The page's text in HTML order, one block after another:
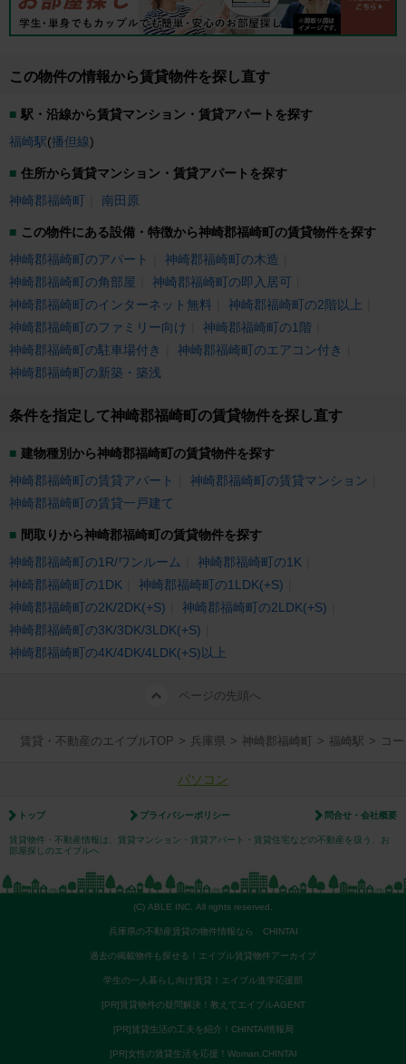
この物件の情報から賃貸物件を探し直す
駅・沿線から賃貸マンション・賃貸アパートを探す
福崎駅(播但線)
住所から賃貸マンション・賃貸アパートを探す
神崎郡福崎町
南田原
この物件にある設備・特徴から神崎郡福崎町の賃貸物件を探す
神崎郡福崎町のアパート
神崎郡福崎町の木造
神崎郡福崎町の角部屋
神崎郡福崎町の即入居可
神崎郡福崎町のインターネット無料
神崎郡福崎町の2階以上
神崎郡福崎町のファミリー向け
神崎郡福崎町の1階
神崎郡福崎町の駐車場付き
神崎郡福崎町のエアコン付き
神崎郡福崎町の新築・築浅
条件を指定して神崎郡福崎町の賃貸物件を探し直す
建物種別から神崎郡福崎町の賃貸物件を探す
神崎郡福崎町の賃貸アパート
神崎郡福崎町の賃貸マンション
神崎郡福崎町の賃貸一戸建て
間取りから神崎郡福崎町の賃貸物件を探す
神崎郡福崎町の1R/ワンルーム
神崎郡福崎町の1K
神崎郡福崎町の1DK
神崎郡福崎町の1LDK(+S)
神崎郡福崎町の2K/2DK(+S)
神崎郡福崎町の2LDK(+S)
神崎郡福崎町の3K/3DK/3LDK(+S)
神崎郡福崎町の4K/4DK/4LDK(+S)以上
ページの先頭へ
賃貸・不動産のエイブルTOP > 兵庫県 > 神崎郡福崎町 > 福崎駅 > コ
パソコン
トップ プライバシーポリシー 問合せ・会社概要
賃貸物件・不動産情報は、賃貸マンション・賃貸アパート・賃貸住宅などの不動産を扱う、お
部屋探しのエイブルへ
(C) ABLE INC. All rights reserved.
兵庫県の不動産賃貸の物件情報なら CHINTAI
過去の掲載物件も探せる！エイブル賃貸物件アーカイブ
学生の一人暮らし向け賃貸！エイブル進学応援部
[PR]賃貸物件の疑問解決！教えてエイブルAGENT
[PR]賃貸生活の工夫を紹介！CHINTAI情報局
[PR]女性の賃貸生活を応援！Woman.CHINTAI